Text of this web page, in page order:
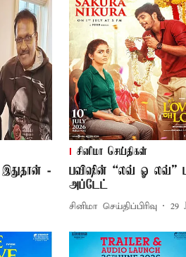
-
சினிமா செய்திகள்
பவிஷின் “லவ் ஓ லவ்”
அப்டேட்
சினிமா செய்திப்பிரிவு 29